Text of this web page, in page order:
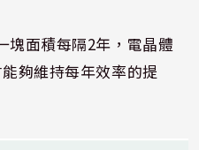
塊面積每隔2年，電晶體
夠維持每年效率的提